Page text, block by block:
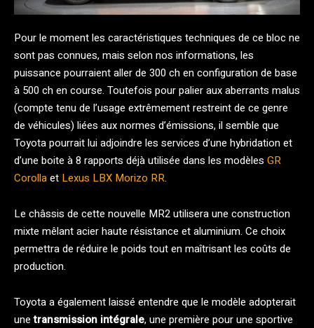
Pour le moment les caractéristiques techniques de ce bloc ne
sont pas connues, mais selon nos informations, les
puissance pourraient aller de 300 ch en configuration de base
à 500 ch en course. Toutefois pour palier aux aberrants malus
(compte tenu de l’usage extrêmement restreint de ce genre
de véhicules) liées aux normes d’émissions, il semble que
Toyota pourrait lui adjoindre les services d’une hybridation et
d’une boite à 8 rapports déjà utilisée dans les modèles GR
Corollaet Lexus LBX Morizo RR.
Le châssis de cette nouvelle MR2 utilisera une construction
mixte mêlant acier haute résistance et aluminium. Ce choix
permettra de réduire le poids tout en maîtrisant les coûts de
production.
Toyota a également laissé entendre que le modèle adopterait
unetransmission intégrale, une première pour une sportive